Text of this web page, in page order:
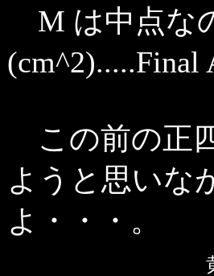
M は中点な
(cm^2).....Final
この前の正
ようと思いな
よ・・・。